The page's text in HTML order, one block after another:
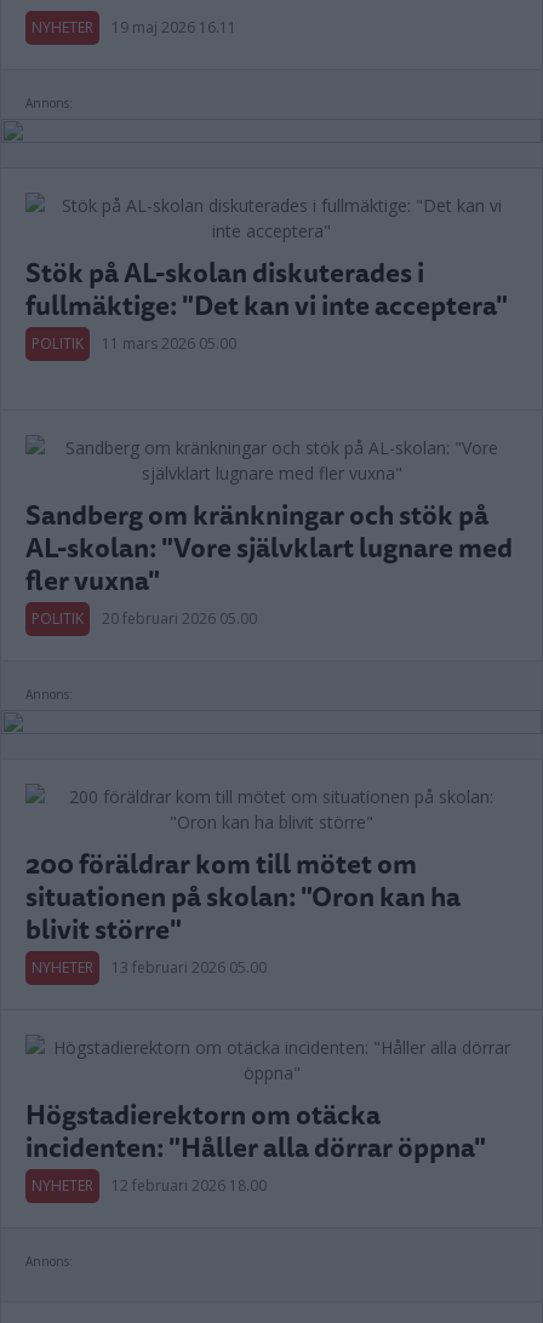
NYHETER 19 maj 2026 16.11
Annons:
Stök på AL-skolan diskuterades i
fullmäktige: "Det kan vi inte acceptera"
POLITIK 11 mars 2026 05.00
Sandberg om kränkningar och stök på
AL-skolan: "Vore självklart lugnare med
fler vuxna"
POLITIK 20 februari 2026 05.00
Annons:
200 föräldrar kom till mötet om
situationen på skolan: "Oron kan ha
blivit större"
NYHETER 13 februari 2026 05.00
Högstadierektorn om otäcka
incidenten: "Håller alla dörrar öppna"
NYHETER 12 februari 2026 18.00
Annons: